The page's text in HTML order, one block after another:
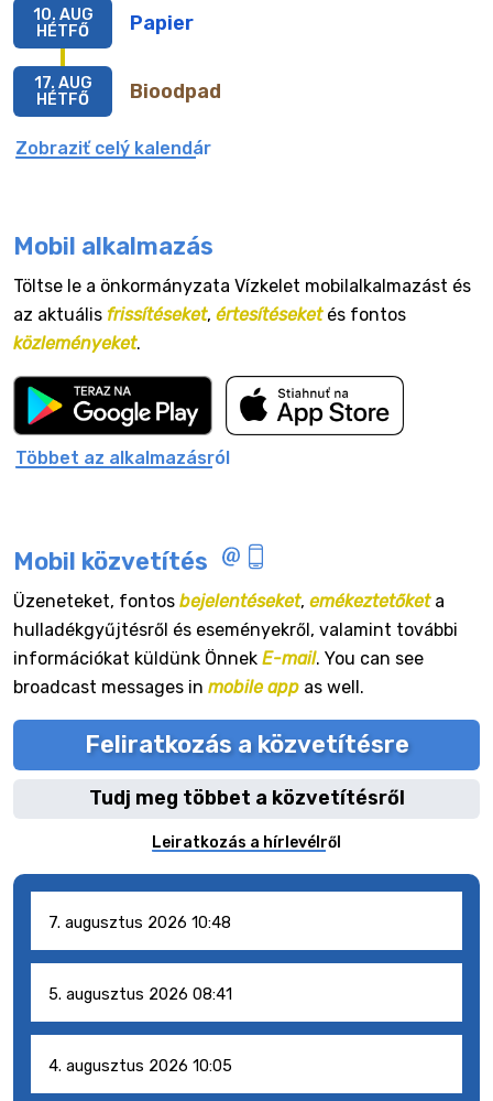
Papier
10. AUG
HÉTFŐ
Bioodpad
17. AUG
HÉTFŐ
Zobraziť celý kalendár
Mobil alkalmazás
Töltse le a önkormányzata Vízkelet mobilalkalmazást és
az aktuális frissítéseket, értesítéseketés fontos
közleményeket.
Többet az alkalmazásról
Mobil közvetítés
Üzeneteket, fontos bejelentéseket, emékeztetőketa
hulladékgyűjtésről és eseményekről, valamint további
információkat küldünk Önnek E-mail. You can see
broadcast messages in mobile app as well.
Feliratkozás a közvetítésre
Tudj meg többet a közvetítésről
Leiratkozás a hírlevélről
7. augusztus 2026 10:48
5. augusztus 2026 08:41
4. augusztus 2026 10:05